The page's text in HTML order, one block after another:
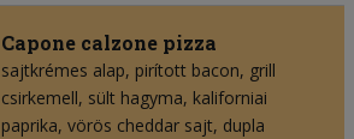
Capone calzone pizza
sajtkrémes alap pirított bacon grill
csirkemell sült hagyma kaliforniai
paprika vörös cheddar sajt dupla